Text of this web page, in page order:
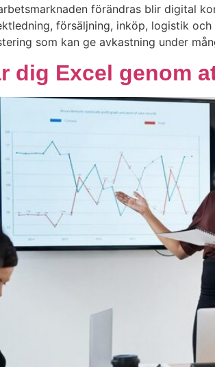
förändras blir digital
försäljning, inköp, logistik
som kan ge avkastning under
dig Excel genom